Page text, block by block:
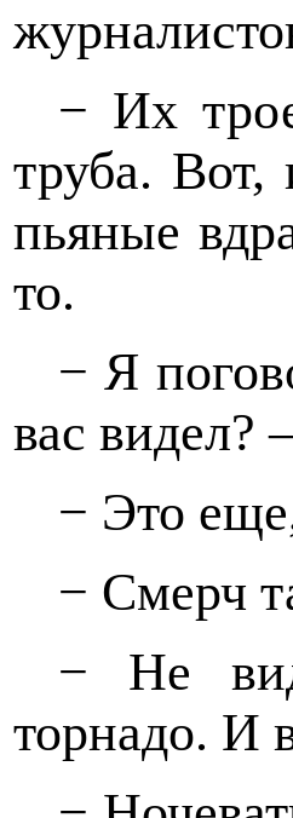
− Их
труба.
пьяные
то.
− Я
вас видел?
− Это
− Смерч
− Не
торнадо. И